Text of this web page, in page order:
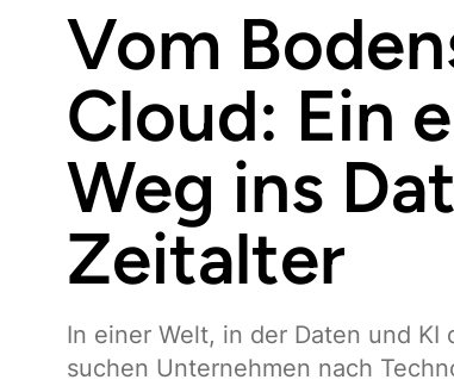
Vom
Cloud: Ein
Weg ins
Zeitalter
In einer Welt, in der Daten und
suchen Unternehmen nach